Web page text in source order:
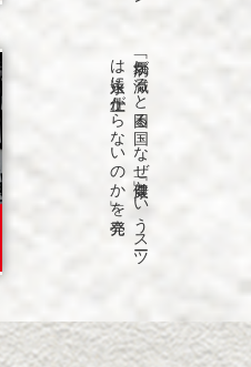
「病気が
減る
と
困る
国
な
ぜ
「健康」と
い
う
ス
ーツ
は
永遠に
仕上が
ら
な
い
の
か
」を
発売